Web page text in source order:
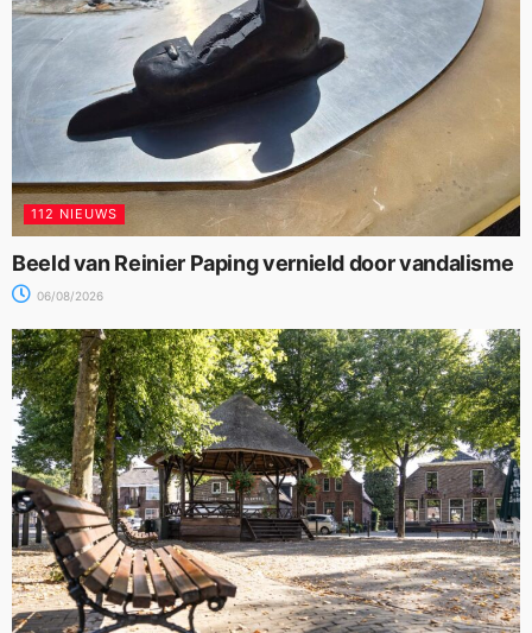
112 NIEUWS
Beeld van Reinier Paping vernield door vandalisme
06/08/2026